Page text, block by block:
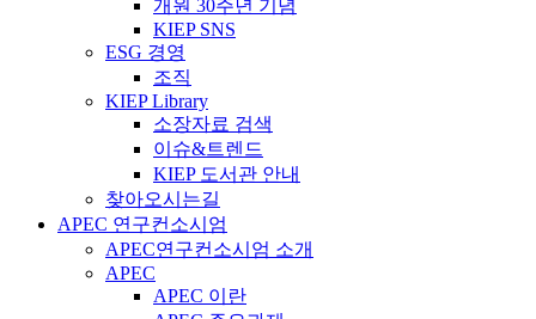
개원 30주년 기념
KIEP SNS
ESG 경영
조직
KIEP Library
소장자료 검색
이슈&트렌드
KIEP 도서관 안내
찾아오시는길
APEC 연구컨소시엄
APEC연구컨소시엄 소개
APEC
APEC 이란